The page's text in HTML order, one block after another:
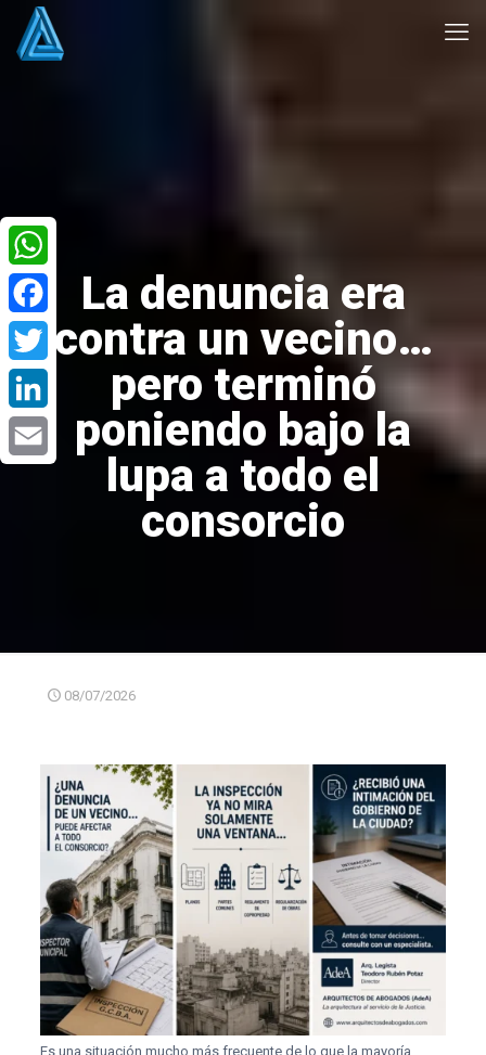
La denuncia era
contra un vecino…
pero terminó
poniendo bajo la
lupa a todo el
consorcio
08/07/2026
Es una situación mucho más frecuente de lo que la mayoría
WhatsApp
Facebook
Twitter
LinkedIn